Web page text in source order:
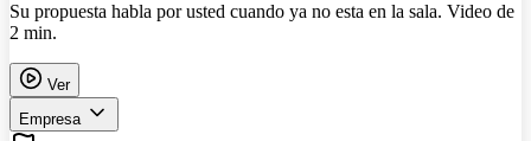
Su propuesta habla por usted cuando ya no esta en la sala. Video de
2 min.
Ver
Empresa